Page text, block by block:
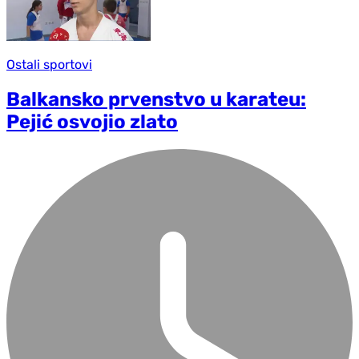
Ostali sportovi
Balkansko prvenstvo u karateu:
Pejić osvojio zlato